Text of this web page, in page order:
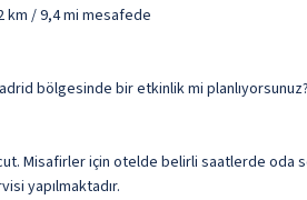
km / 9,4 mi mesafede
bölgesinde bir etkinlik mi
Misafirler için otelde belirli saatlerde oda
yapılmaktadır.